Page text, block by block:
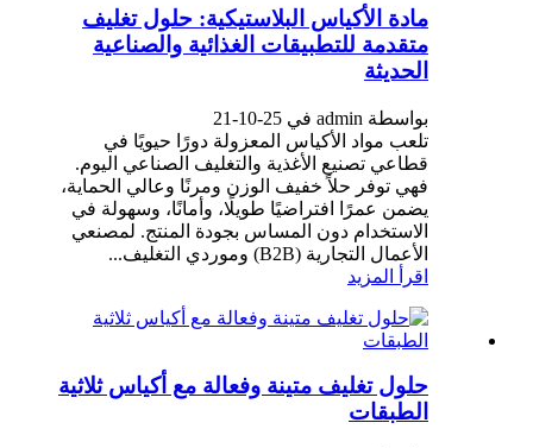
مادة الأكياس البلاستيكية: حلول تغليف
متقدمة للتطبيقات الغذائية والصناعية
الحديثة
بواسطة admin في 25-10-21
تلعب مواد الأكياس المعزولة دورًا حيويًا في
قطاعي تصنيع الأغذية والتغليف الصناعي اليوم.
فهي توفر حلاً خفيف الوزن ومرنًا وعالي الحماية،
يضمن عمرًا افتراضيًا طويلًا، وأمانًا، وسهولة في
الاستخدام دون المساس بجودة المنتج. لمصنعي
الأعمال التجارية (B2B) وموردي التغليف...
اقرأ المزيد
حلول تغليف متينة وفعالة مع أكياس ثلاثية
الطبقات